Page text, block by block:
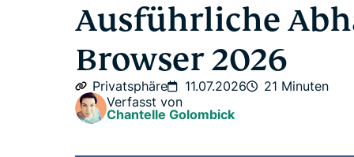
Ausführliche
Browser 2026
Privatsphäre 11.07.2026
21 Minuten
Verfasst von
Chantelle Golombick